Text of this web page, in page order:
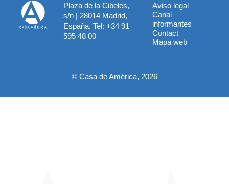
Plaza de la Cibeles,
s/n | 28014 Madrid,
España. Tel: +34 91
595 48 00
Menú
del
pie
Aviso legal
Canal
informantes
Contact
Mapa web
© Casa de América, 2026